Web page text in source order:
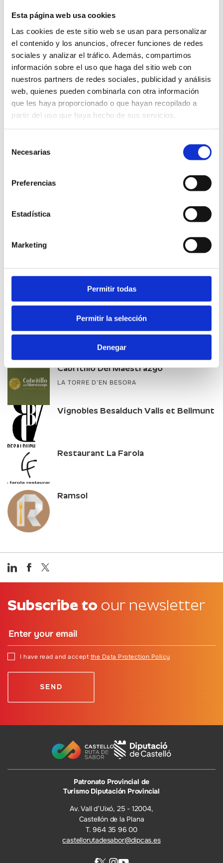
Esta página web usa cookies
Las cookies de este sitio web se usan para personalizar
el contenido y los anuncios, ofrecer funciones de redes
sociales y analizar el tráfico. Además, compartimos
información sobre el uso que haga del sitio web con
nuestros partners de redes sociales, publicidad y análisis
web, quienes pueden combinarla con otra información
que les haya proporcionado o que hayan recopilado a
partir del uso que haya hecho de sus servicios.
Necesarias
Preferencias
Estadística
Marketing
Permitir todas
Permitir la selección
Denegar
Gastronomic routes
Castellón Wine Route
LEARN MORE
Other companies of interest
Cabritillo Del Maestrazgo
LA TORRE D’EN BESORA
Vignobles Besalduch Valls et Bellmunt
Restaurant La Farola
Ramsol
Subscribe to our newsletter
I have read and accept the Data Protection Policy
Patronato Provincial de
Turismo Diputación Provincial
Av. Vall d’Uixó, 25 - 12004,
Castellón de la Plana
T. 964 35 96 00
castellorutadesabor@dipcas.es